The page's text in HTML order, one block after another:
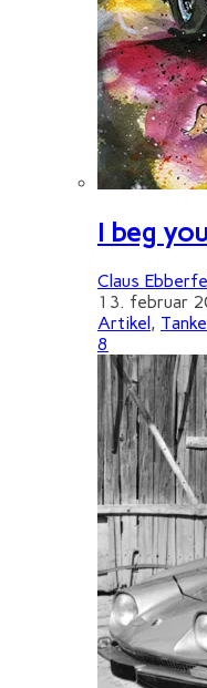
I beg
Claus
13. februar
Artikel,
8